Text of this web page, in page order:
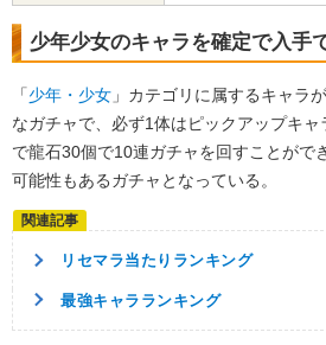
少年少女のキャラを確定で入手
「少年・少女 」カテゴリに属するキャラ
なガチャで、必ず1体はピックアップキ
で龍石30個で10連ガチャを回すことがで
可能性もあるガチャとなっている。
リセマラ当たりランキング
最強キャラランキング